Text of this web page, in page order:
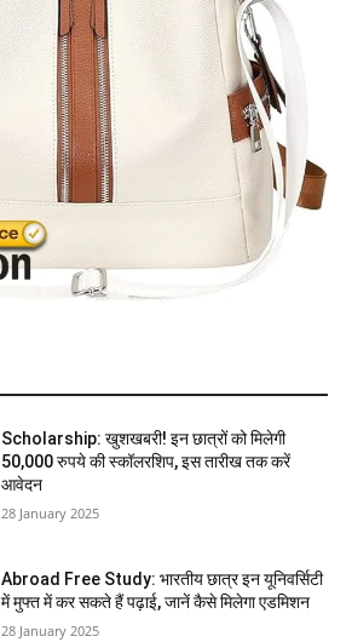
Scholarship: खुशखबरी! इन छात्रों को मिलेगी
50,000 रुपये की स्कॉलरशिप, इस तारीख तक करें
आवेदन
28 January 2025
Abroad Free Study: भारतीय छात्र इन यूनिवर्सिटी
में मुफ्त में कर सकते हैं पढ़ाई, जानें कैसे मिलेगा एडमिशन
28 January 2025